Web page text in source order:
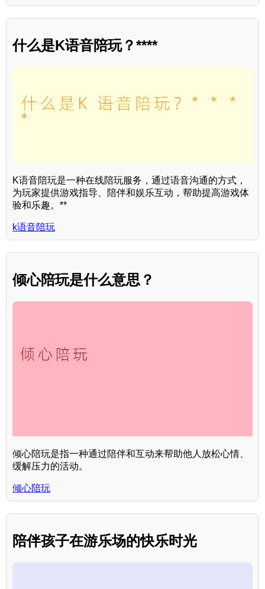
什么是K语音陪玩？****
K语音陪玩是一种在线陪玩服务，通过语音沟通的方式，
为玩家提供游戏指导、陪伴和娱乐互动，帮助提高游戏体
验和乐趣。**
k语音陪玩
倾心陪玩是什么意思？
倾心陪玩是指一种通过陪伴和互动来帮助他人放松心情、
缓解压力的活动。
倾心陪玩
陪伴孩子在游乐场的快乐时光